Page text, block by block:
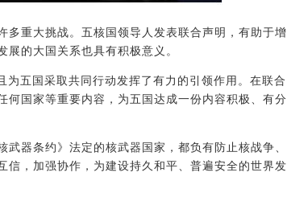
多重大挑战。五核国领导人发表联合声明，有助于增
的大国关系也具有积极意义。
五国采取共同行动发挥了有力的引领作用。在联合
何国家等重要内容，为五国达成一份内容积极、有分
器条约》法定的核武器国家，都负有防止核战争、
信，加强协作，为建设持久和平、普遍安全的世界发